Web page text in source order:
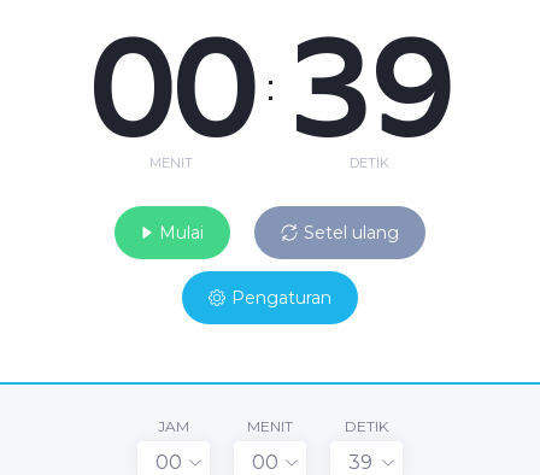
00
MENIT
: 39
DETIK
Mulai Setel ulang
Pengaturan
JAM
00
MENIT
00
DETIK
39